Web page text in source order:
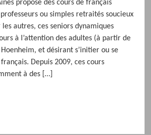
propose des cours de français
ou simples retraités soucieux
les autres, ces seniors dynamiques
à l’attention des adultes (à partir de
et désirant s’initier ou se
Depuis 2009, ces cours
à des […]